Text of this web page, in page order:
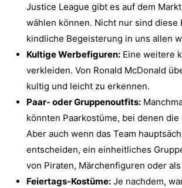
Justice League gibt es auf dem
wählen können. Nicht nur sind
kindliche Begeisterung in uns allen
Kultige Werbefiguren: Eine weitere
verkleiden. Von Ronald McDonald
kultig und leicht zu erkennen.
Paar- oder Gruppenoutfits:
könnten Paarkostüme, bei denen
Aber auch wenn das Team
entscheiden, ein einheitliches
von Piraten, Märchenfiguren oder
Feiertags-Kostüme: Je nachdem,